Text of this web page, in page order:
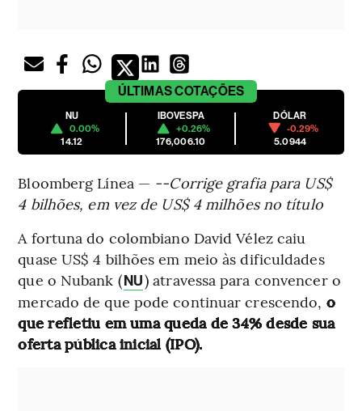
ÚLTIMASCOTAÇÕES
NU
0.00%
14.12
IBOVESPA
+0.26%
176,006.10
DÓLAR
-0.29%
5.0944
Bloomberg Línea — --Corrige grafia para US$
4 bilhões, em vez de US$ 4 milhões no título
A fortuna do colombiano David Vélez caiu
quase US$ 4 bilhões em meio às dificuldades
que o Nubank (NU) atravessa para convencer o
mercado de que pode continuar crescendo, o
que refletiu em uma queda de 34% desde sua
oferta pública inicial (IPO).